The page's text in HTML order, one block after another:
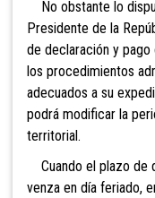
No obstante lo
Presidente de la
de declaración y
los procedimientos
adecuados a su
podrá modificar la
territorial.
Cuando el plazo de
venza en día feriado,